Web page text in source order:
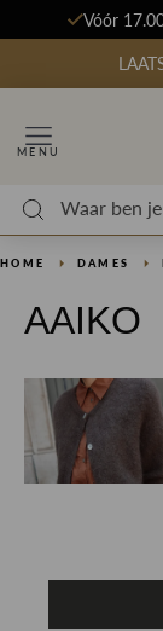
Vóór
MENU
HOME DAMES
AAIKO